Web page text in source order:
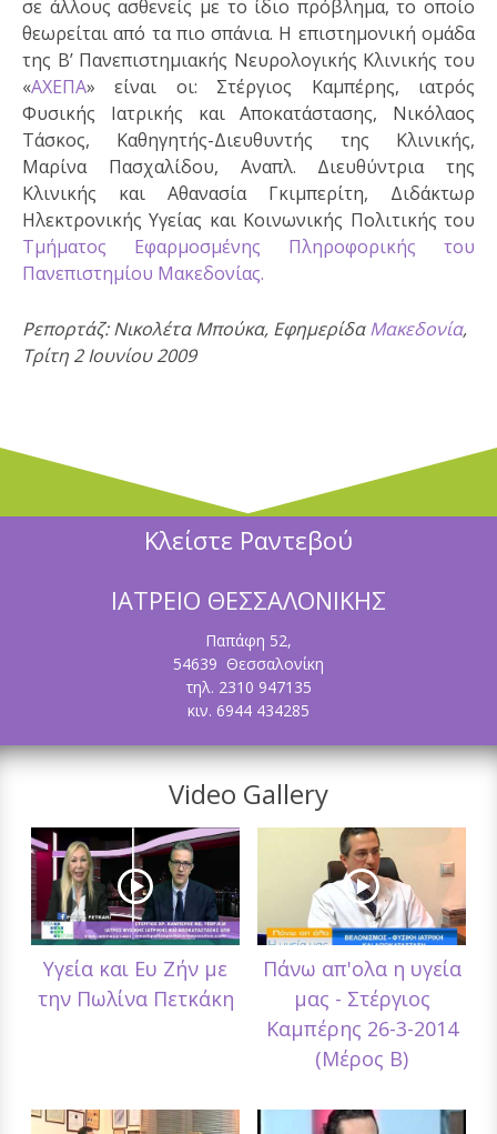
σε άλλους ασθενείς με το ίδιο πρόβλημα, το οποίο
θεωρείται από τα πιο σπάνια. Η επιστημονική ομάδα
της Β’ Πανεπιστημιακής Νευρολογικής Κλινικής του
«ΑΧΕΠΑ» είναι οι: Στέργιος Καμπέρης, ιατρός
Φυσικής Ιατρικής και Αποκατάστασης, Νικόλαος
Τάσκος, Καθηγητής-Διευθυντής της Κλινικής,
Μαρίνα Πασχαλίδου, Αναπλ. Διευθύντρια της
Κλινικής και Αθανασία Γκιμπερίτη, Διδάκτωρ
Ηλεκτρονικής Υγείας και Κοινωνικής Πολιτικής του
Τμήματος Εφαρμοσμένης Πληροφορικής του
Πανεπιστημίου Μακεδονίας.
Ρεπορτάζ: Νικολέτα Μπούκα, ΕφημερίδαΜακεδονία,
Τρίτη 2 Ιουνίου 2009
Κλείστε Ραντεβού
ΙΑΤΡΕΙΟ ΘΕΣΣΑΛΟΝΙΚΗΣ
Παπάφη 52,
54639 Θεσσαλονίκη
τηλ. 2310 947135
κιν. 6944 434285
Video Gallery
Υγεία και Ευ Ζήν με
την Πωλίνα Πετκάκη
Πάνω απ'ολα η υγεία
μας - Στέργιος
Καμπέρης 26-3-2014
(Μέρος Β)